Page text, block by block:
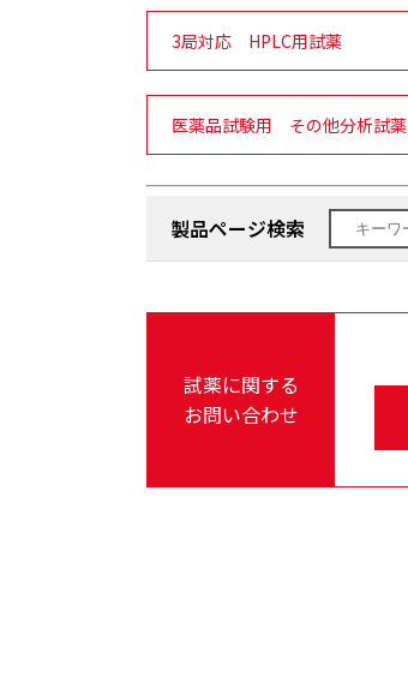
3局対応 HPLC用試薬
医薬品試験用 その他分析試薬
製品ページ検索
試薬に関する
お問い合わせ